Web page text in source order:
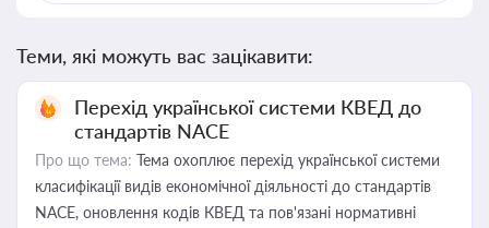
Теми, які можуть вас зацікавити:
Перехід української системи КВЕД до
стандартів NACE
Про що тема: Тема охоплює перехід української системи
класифікації видів економічної діяльності до стандартів
NACE, оновлення кодів КВЕД та пов'язані нормативні